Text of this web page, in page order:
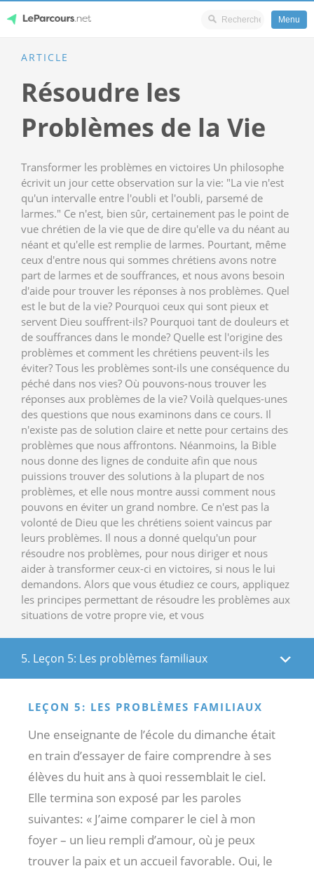
content
LeParcours.net
Menu
ARTICLE
Résoudre les
Problèmes de la Vie
Transformer les problèmes en victoires Un philosophe
écrivit un jour cette observation sur la vie: "La vie n'est
qu'un intervalle entre l'oubli et l'oubli, parsemé de
larmes." Ce n'est, bien sûr, certainement pas le point de
vue chrétien de la vie que de dire qu'elle va du néant au
néant et qu'elle est remplie de larmes. Pourtant, même
ceux d'entre nous qui sommes chrétiens avons notre
part de larmes et de souffrances, et nous avons besoin
d'aide pour trouver les réponses à nos problèmes. Quel
est le but de la vie? Pourquoi ceux qui sont pieux et
servent Dieu souffrent-ils? Pourquoi tant de douleurs et
de souffrances dans le monde? Quelle est l'origine des
problèmes et comment les chrétiens peuvent-ils les
éviter? Tous les problèmes sont-ils une conséquence du
péché dans nos vies? Où pouvons-nous trouver les
réponses aux problèmes de la vie? Voilà quelques-unes
des questions que nous examinons dans ce cours. Il
n'existe pas de solution claire et nette pour certains des
problèmes que nous affrontons. Néanmoins, la Bible
nous donne des lignes de conduite afin que nous
puissions trouver des solutions à la plupart de nos
problèmes, et elle nous montre aussi comment nous
pouvons en éviter un grand nombre. Ce n'est pas la
volonté de Dieu que les chrétiens soient vaincus par
leurs problèmes. Il nous a donné quelqu'un pour
résoudre nos problèmes, pour nous diriger et nous
aider à transformer ceux-ci en victoires, si nous le lui
demandons. Alors que vous étudiez ce cours, appliquez
les principes permettant de résoudre les problèmes aux
situations de votre propre vie, et vous
5. Leçon 5: Les problèmes familiaux
LEÇON 5: LES PROBLÈMES FAMILIAUX
Une enseignante de l’école du dimanche était
en train d’essayer de faire comprendre à ses
élèves du huit ans à quoi ressemblait le ciel.
Elle termina son exposé par les paroles
suivantes: « J’aime comparer le ciel à mon
foyer – un lieu rempli d’amour, où je peux
trouver la paix et un accueil favorable. Oui, le